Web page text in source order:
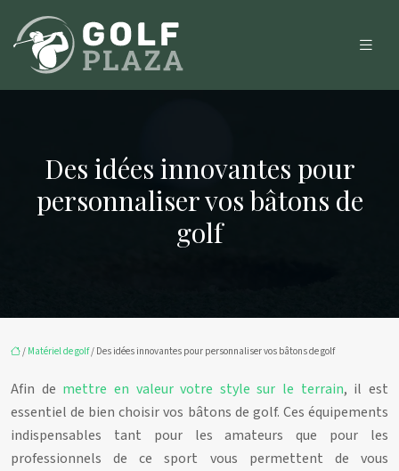
Des idées innovantes pour
personnaliser vos bâtons de
golf
/ Matériel de golf/ Des idées innovantes pour personnaliser vos bâtons de golf
Afin de mettre en valeur votre style sur le terrain, il est
essentiel de bien choisir vos bâtons de golf. Ces équipements
indispensables tant pour les amateurs que pour les
professionnels de ce sport vous permettent de vous